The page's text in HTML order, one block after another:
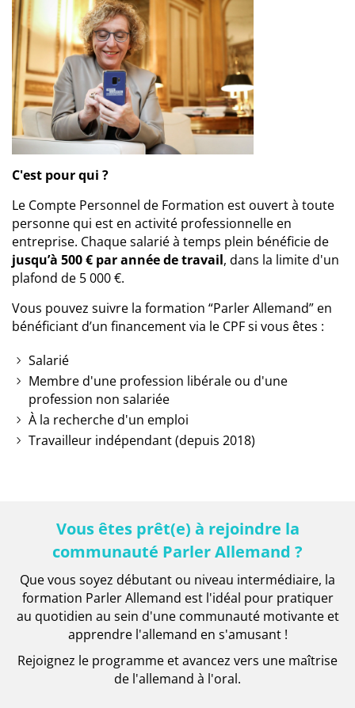
C'est pour qui ?
Le Compte Personnel de Formation est ouvert à toute
personne qui est en activité professionnelle en
entreprise. Chaque salarié à temps plein bénéficie de
jusqu’à 500 € par année de travail, dans la limite d'un
plafond de 5 000 €.
Vous pouvez suivre la formation “Parler Allemand” en
bénéficiant d’un financement via le CPF si vous êtes :
Salarié
Membre d'une profession libérale ou d'une
profession non salariée
À la recherche d'un emploi
Travailleur indépendant (depuis 2018)
Vous êtes prêt(e) à rejoindre la
communauté Parler Allemand ?
Que vous soyez débutant ou niveau intermédiaire, la
formation Parler Allemand est l'idéal pour pratiquer
au quotidien au sein d'une communauté motivante et
apprendre l'allemand en s'amusant !
Rejoignez le programme et avancez vers une maîtrise
de l'allemand à l'oral.